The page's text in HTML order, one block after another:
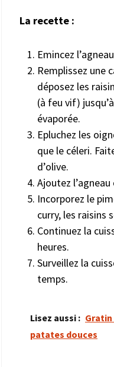
La recette :
Emincez
Remplissez une
déposez les
(à feu vif)
évaporée.
Epluchez les
que le céleri.
d’olive.
Ajoutez
Incorporez le
curry, les raisins
Continuez la
heures.
Surveillez la
temps.
Lisez aussi :
patates douces